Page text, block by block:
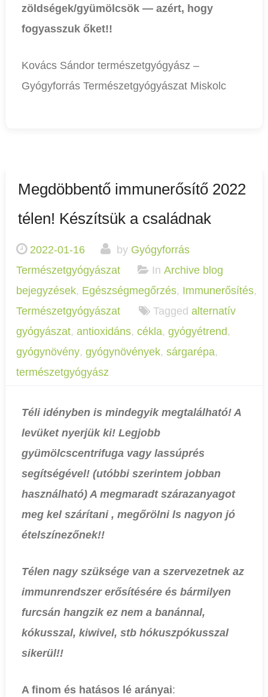
zöldségek/gyümölcsök — azért, hogy
fogyasszuk őket!!
Kovács Sándor természetgyógyász –
Gyógyforrás Természetgyógyászat Miskolc
Megdöbbentő immunerősítő 2022
télen! Készítsük a családnak
2022-01-16 by Gyógyforrás
Természetgyógyászat
In Archive blog
bejegyzések, Egészségmegőrzés, Immunerősítés,
Természetgyógyászat
Tagged alternatív
gyógyászat, antioxidáns, cékla, gyógyétrend,
gyógynövény, gyógynövények, sárgarépa,
természetgyógyász
Téli idényben is mindegyik megtalálható! A
levüket nyerjük ki! Legjobb
gyümölcscentrifuga vagy lassúprés
segítségével! (utóbbi szerintem jobban
használható) A megmaradt szárazanyagot
meg kel szárítani , megőrölni ls nagyon jó
ételszínezőnek!!
Télen nagy szüksége van a szervezetnek az
immunrendszer erősítésére és bármilyen
furcsán hangzik ez nem a banánnal,
kókusszal, kiwivel, stb hókuszpókusszal
sikerül!!
A finom és hatásos lé arányai: